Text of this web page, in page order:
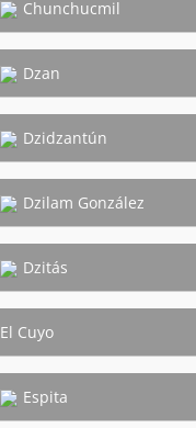
Chunchucmil
Dzan
Dzidzantún
Dzilam González
Dzitás
El Cuyo
Espita